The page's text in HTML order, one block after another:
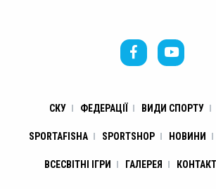
СКУ ФЕДЕРАЦІЇ ВИДИ СПОРТУ
SPORTAFISHA SPORTSHOP НОВИНИ
ВСЕСВІТНІ ІГРИ ГАЛЕРЕЯ